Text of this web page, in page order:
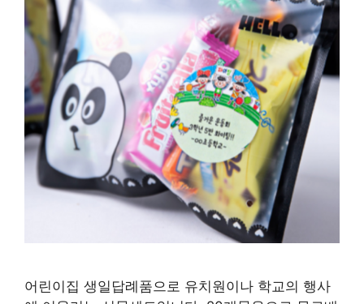
어린이집 생일답례품으로 유치원이나 학교의 행사